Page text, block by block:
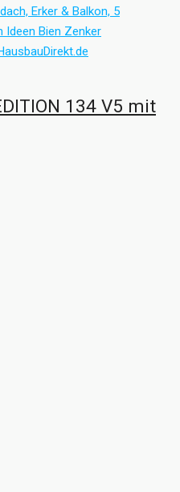
134 V5 mit